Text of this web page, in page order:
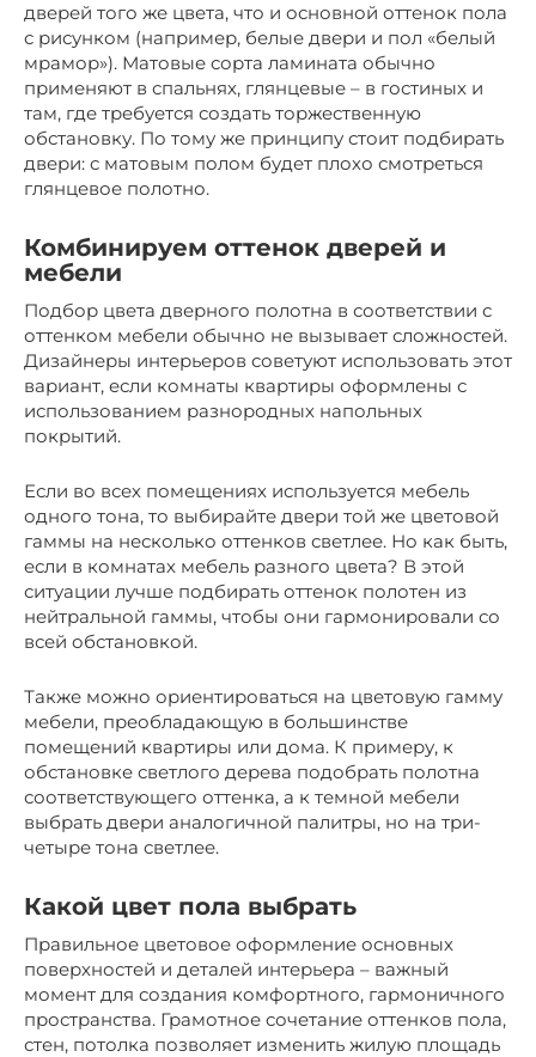
дверей того же цвета, что и основной оттенок пола
с рисунком (например, белые двери и пол «белый
мрамор»). Матовые сорта ламината обычно
применяют в спальнях, глянцевые – в гостиных и
там, где требуется создать торжественную
обстановку. По тому же принципу стоит подбирать
двери: с матовым полом будет плохо смотреться
глянцевое полотно.
Комбинируем оттенок дверей и
мебели
Подбор цвета дверного полотна в соответствии с
оттенком мебели обычно не вызывает сложностей.
Дизайнеры интерьеров советуют использовать этот
вариант, если комнаты квартиры оформлены с
использованием разнородных напольных
покрытий.
Если во всех помещениях используется мебель
одного тона, то выбирайте двери той же цветовой
гаммы на несколько оттенков светлее. Но как быть,
если в комнатах мебель разного цвета? В этой
ситуации лучше подбирать оттенок полотен из
нейтральной гаммы, чтобы они гармонировали со
всей обстановкой.
Также можно ориентироваться на цветовую гамму
мебели, преобладающую в большинстве
помещений квартиры или дома. К примеру, к
обстановке светлого дерева подобрать полотна
соответствующего оттенка, а к темной мебели
выбрать двери аналогичной палитры, но на три-
четыре тона светлее.
Какой цвет пола выбрать
Правильное цветовое оформление основных
поверхностей и деталей интерьера – важный
момент для создания комфортного, гармоничного
пространства. Грамотное сочетание оттенков пола,
стен, потолка позволяет изменить жилую площадь